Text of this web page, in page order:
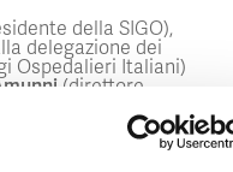
della SIGO),
delegazione dei
Ospedalieri Italiani)
(direttore
per la diffusione della
l’adesione alle